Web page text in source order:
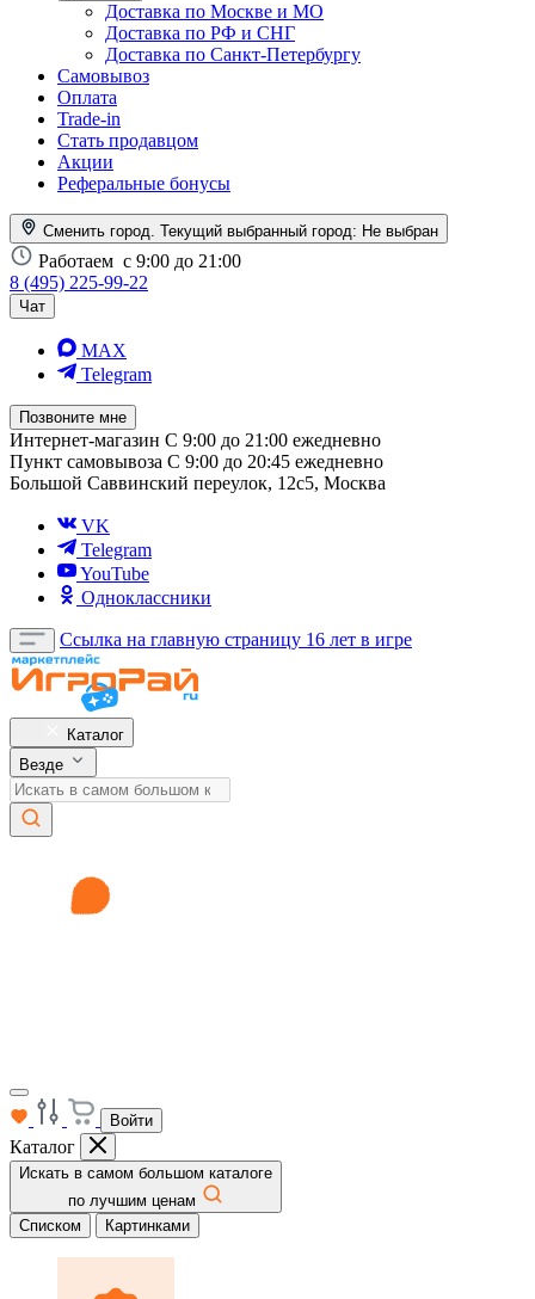
Доставка по Москве и МО
Доставка по РФ и СНГ
Доставка по Санкт-Петербургу
Самовывоз
Оплата
Trade-in
Стать продавцом
Акции
Реферальные бонусы
Сменить город. Текущий выбранный город: Не выбран
Работаем с 9:00 до 21:00
8 (495) 225-99-22
Чат
MAX
Telegram
Позвоните мне
Интернет-магазин С 9:00 до 21:00 ежедневно
Пункт самовывоза С 9:00 до 20:45 ежедневно
Большой Саввинский переулок, 12с5, Москва
VK
Telegram
YouTube
Одноклассники
Ссылка на главную страницу 16 лет в игре
Каталог
Везде
Войти
Каталог
Искать в самом большом каталоге
по лучшим ценам
Списком
Картинками